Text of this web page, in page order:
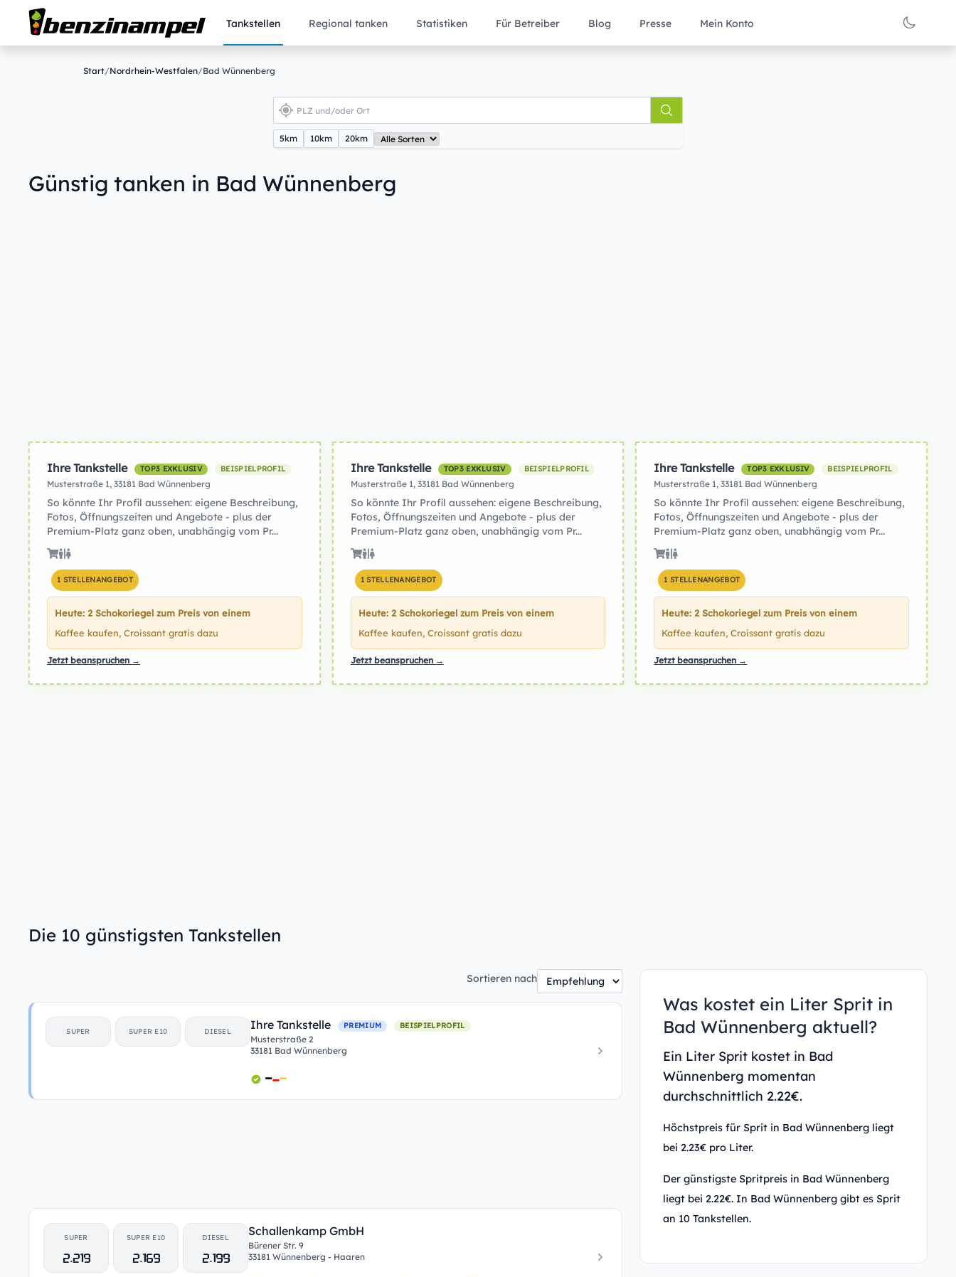
Tankstellen Regional tanken Statistiken Für Betreiber Blog Presse Mein Konto
Start/Nordrhein-Westfalen/Bad Wünnenberg
5km 10km 20km
Günstig tanken in Bad Wünnenberg
Ihre Tankstelle TOP3 EXKLUSIV BEISPIELPROFIL
Musterstraße 1, 33181 Bad Wünnenberg
So könnte Ihr Profil aussehen: eigene Beschreibung,
Fotos, Öffnungszeiten und Angebote - plus der
Premium-Platz ganz oben, unabhängig vom Pr...
1 STELLENANGEBOT
Heute: 2 Schokoriegel zum Preis von einem
Kaffee kaufen, Croissant gratis dazu
Jetzt beanspruchen →
Ihre Tankstelle TOP3 EXKLUSIV BEISPIELPROFIL
Musterstraße 1, 33181 Bad Wünnenberg
So könnte Ihr Profil aussehen: eigene Beschreibung,
Fotos, Öffnungszeiten und Angebote - plus der
Premium-Platz ganz oben, unabhängig vom Pr...
1 STELLENANGEBOT
Heute: 2 Schokoriegel zum Preis von einem
Kaffee kaufen, Croissant gratis dazu
Jetzt beanspruchen →
Ihre Tankstelle TOP3 EXKLUSIV BEISPIELPROFIL
Musterstraße 1, 33181 Bad Wünnenberg
So könnte Ihr Profil aussehen: eigene Beschreibung,
Fotos, Öffnungszeiten und Angebote - plus der
Premium-Platz ganz oben, unabhängig vom Pr...
1 STELLENANGEBOT
Heute: 2 Schokoriegel zum Preis von einem
Kaffee kaufen, Croissant gratis dazu
Jetzt beanspruchen →
Die 10 günstigsten Tankstellen
Sortieren nach
SUPER SUPER E10 DIESEL Ihre Tankstelle PREMIUM BEISPIELPROFIL
Musterstraße 2
33181 Bad Wünnenberg
SUPER
2.219
SUPER E10
2.169
DIESEL
2.199
Schallenkamp GmbH
Bürener Str. 9
33181 Wünnenberg - Haaren
Was kostet ein Liter Sprit in
Bad Wünnenberg aktuell?
Ein Liter Sprit kostet in Bad
Wünnenberg momentan
durchschnittlich 2.22€.
Höchstpreis für Sprit in Bad Wünnenberg liegt
bei 2.23€ pro Liter.
Der günstigste Spritpreis in Bad Wünnenberg
liegt bei 2.22€. In Bad Wünnenberg gibt es Sprit
an 10 Tankstellen.